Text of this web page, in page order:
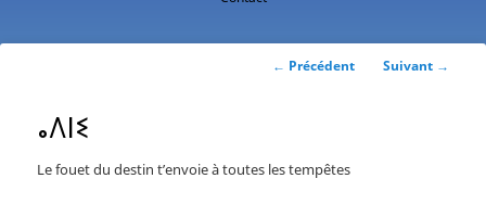
Navigation
← Précédent Suivant →
ⴰⴷⵏⵉ
Le fouet du destin t’envoie à toutes les tempêtes